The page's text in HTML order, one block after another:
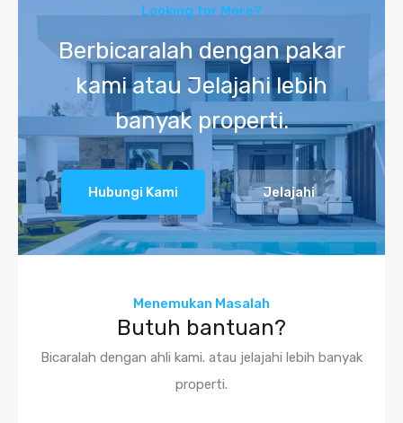
Looking for More?
Berbicaralah dengan pakar
kami atau Jelajahi lebih
banyak properti.
Hubungi Kami Jelajahi
Menemukan Masalah
Butuh bantuan?
Bicaralah dengan ahli kami. atau jelajahi lebih banyak
properti.